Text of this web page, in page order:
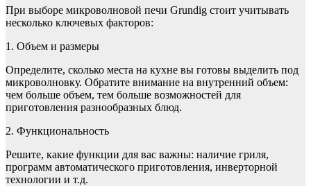
При выборе микроволновой печи Grundig стоит учитывать
несколько ключевых факторов:
1. Объем и размеры
Определите, сколько места на кухне вы готовы выделить под
микроволновку. Обратите внимание на внутренний объем:
чем больше объем, тем больше возможностей для
приготовления разнообразных блюд.
2. Функциональность
Решите, какие функции для вас важны: наличие гриля,
программ автоматического приготовления, инверторной
технологии и т.д.